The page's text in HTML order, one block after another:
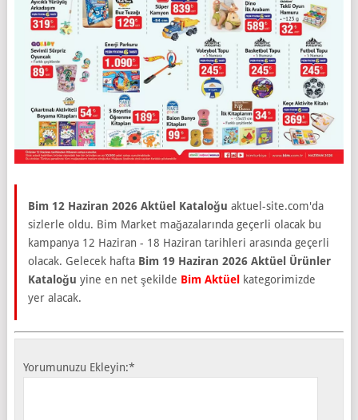
Bim 12 Haziran 2026 Aktüel Kataloğu aktuel-site.com'da
sizlerle oldu. Bim Market mağazalarında geçerli olacak bu
kampanya 12 Haziran - 18 Haziran tarihleri arasında geçerli
olacak. Gelecek hafta Bim 19 Haziran 2026 Aktüel Ürünler
Kataloğu yine en net şekilde Bim Aktüel
kategorimizde
yer alacak.
Yorumunuzu Ekleyin:*